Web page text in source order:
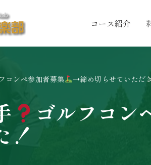
コース紹介
コンペ参加者募集 →締め切らせていただ
ゴルフコン
！